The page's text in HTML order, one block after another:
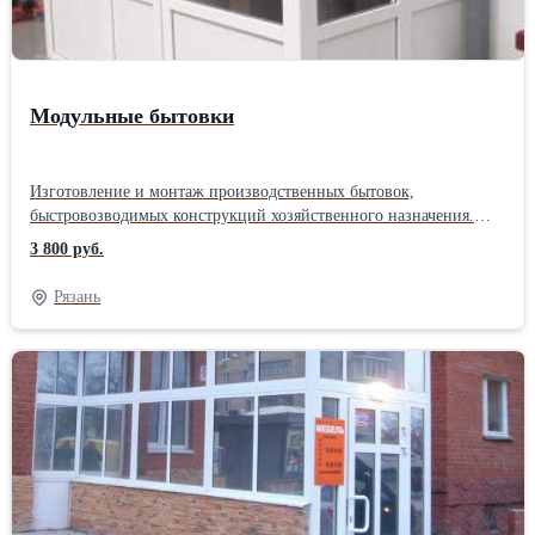
Модульные бытовки
Изготовление и монтаж производственных бытовок,
быстровозводимых конструкций хозяйственного назначения.
Расчёт производится, согласно индивидуальных эскизов, при
согласовании все технических характеристик данных
конструкций. Заказ расчёт можно сделать позвонив по телефону
8 (4912) 99-66-92. Блок контейнер, производится из
алюминиевых или металлопластиковых профильных систем.
Заполнение сэндвич панель ПВХ или металлизированный
сэндвич панель. Наружные слои металлизированных сэндвич-
панелей производятся предпочтительно из оцинкованной стали,
поскольку именно этот материал считается самым устойчивым к
воздействию различных факторов, как то погодные условия,
коррозия и много чего другого. Быстровозводимые сооружения,
являют собой сборно-разборные конструкции. Модульный
здание, возводятся на основе металлокаркасных профильных
3 800 руб.
Рязань